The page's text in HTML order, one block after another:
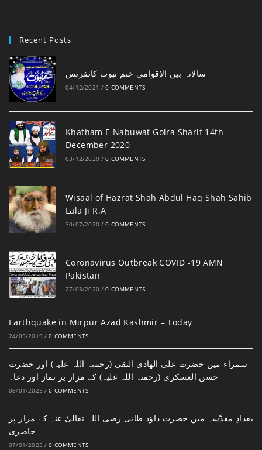
Recent Posts
‎سالانہ بین الاقوامی ختم نبوت کانفرنس
04/12/2021 / 0 COMMENTS
Khatham E Nabuwat Golra Sharif 14th
December 2020
03/12/2020 / 0 COMMENTS
Wisaal of Hazrat Shah Abdul Haq Shah Sahib
Lala Ji R.A
30/07/2020 / 0 COMMENTS
Coronavirus Outbreak COVID -19 AMN
Pakistan
27/03/2020 / 0 COMMENTS
Earthquake in Mirpur Azad Kashmir – Today
24/09/2019 / 0 COMMENTS
سمراء میں حضرت علی الھادی النقی (رحمتہ اللہ علیہ) اور حضرت
حسن العسکری (رحمتہ اللہ علیہ) کے مزار پر نماز اور دعا۔
08/01/2025 / 0 COMMENTS
بغدادِ مقدّسہ میں حضرت داؤد طائی رضی اللہ تعالیٰ عنہ کے مزار پر
حاضری
07/01/2025 / 0 COMMENTS